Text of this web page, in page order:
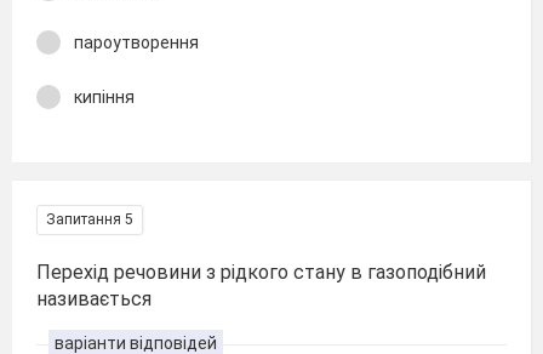
пароутворення
кипіння
Запитання 5
Перехід речовини з рідкого стану в газоподібний
називається
варіанти відповідей